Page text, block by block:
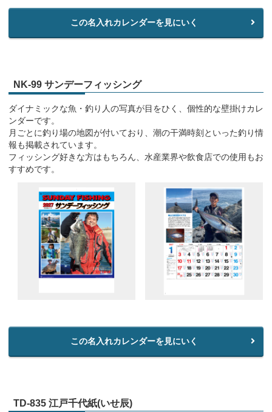
この名入れカレンダーを見にいく
NK-99 サンデーフィッシング
ダイナミックな魚・釣り人の写真が目をひく、個性的な壁掛けカレ
ンダーです。
月ごとに釣り場の地図が付いており、潮の干満時刻といった釣り情
報も掲載されています。
フィッシング好きな方はもちろん、水産業界や飲食店での使用もお
すすめです。
この名入れカレンダーを見にいく
TD-835 江戸千代紙(いせ辰)